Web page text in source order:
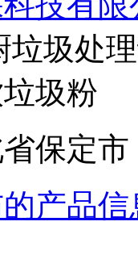
垃圾处
圾粉
保定市
产品信